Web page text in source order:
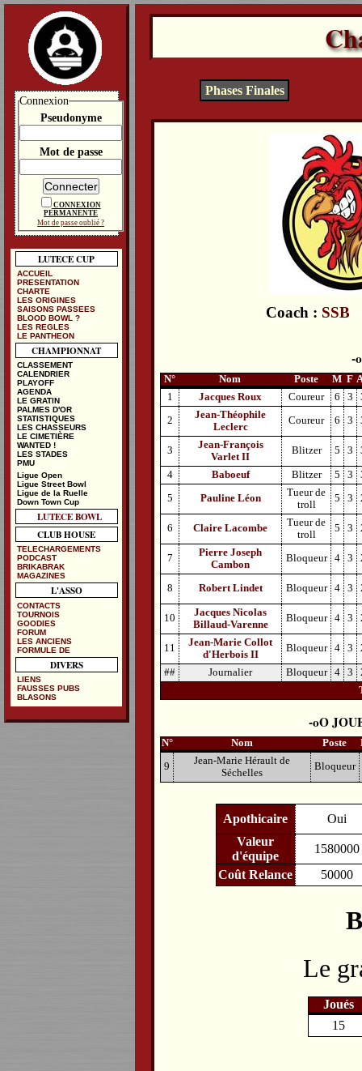
Phases Finales
Coach : SSB
N° Nom Poste M F
1
Jacques Roux Coureur 6 3
2
Jean-Théophile
Leclerc
Coureur 6 3
3
Jean-François
Varlet II
Blitzer 5 3
4 Baboeuf Blitzer 5 3
5 Pauline Léon
Tueur de
troll
5 3
6 Claire Lacombe
Tueur de
troll
5 3
7
Pierre Joseph
Cambon
Bloqueur 4 3
8 Robert Lindet Bloqueur 4 3
10
Jacques Nicolas
Billaud-Varenne
Bloqueur 4 3
11
Jean-Marie Collot
d'Herbois II
Bloqueur 4 3
## Journalier Bloqueur 4 3
N° Nom Poste
9
Jean-Marie Hérault de
Séchelles
Bloqueur
Apothicaire
Oui
Valeur
d'équipe
1580000
Coût Relance
50000
Le
Joués
15
Connexion
Pseudonyme
Mot de passe
CONNEXION
PERMANENTE
Mot de passe oublié ?
LUTECE CUP
ACCUEIL
PRESENTATION
CHARTE
LES ORIGINES
SAISONS PASSEES
BLOOD BOWL ?
LES REGLES
LE PANTHEON
CHAMPIONNAT
CLASSEMENT
CALENDRIER
PLAYOFF
AGENDA
LE GRATIN
PALMES D'OR
STATISTIQUES
LES CHASSEURS
LE CIMETIÈRE
WANTED !
LES STADES
PMU
Ligue Open
Ligue Street Bowl
Ligue de la Ruelle
Down Town Cup
LUTECE BOWL
CLUB HOUSE
TELECHARGEMENTS
PODCAST
BRIKABRAK
MAGAZINES
L'ASSO
CONTACTS
TOURNOIS
GOODIES
FORUM
LES ANCIENS
FORMULE DE
DIVERS
LIENS
FAUSSES PUBS
BLASONS